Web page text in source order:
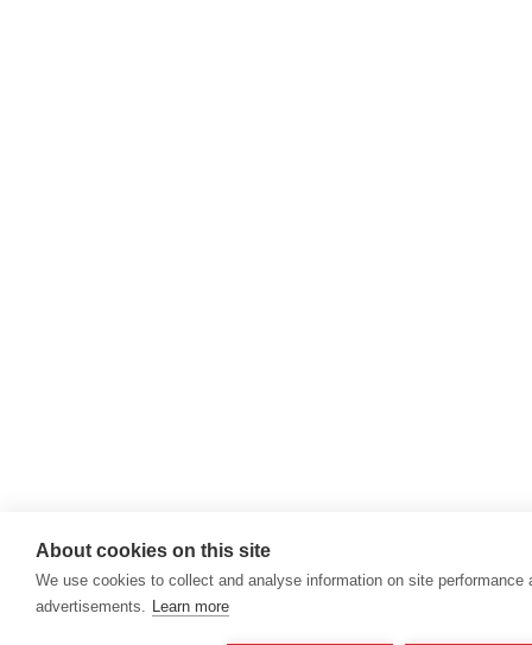
About cookies on this site
We use cookies to collect and analyse information on site
advertisements. Learn more